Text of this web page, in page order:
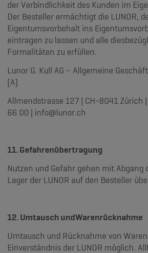
der Verbindlichkeit des Kunden im
Der Besteller ermächtigt die LUNOR,
Eigentumsvorbehalt ins
eintragen zu lassen und alle
Formalitäten zu erfüllen.
Lunor G. Kull AG – Allgemeine
(A)
Allmendstrasse 127 | CH-8041 Zürich
66 00 | info@lunor.ch
11. Gefahrenübertragung
Nutzen und Gefahr gehen mit Abgang
Lager der LUNOR auf den Besteller
12. Umtausch undWarenrücknahme
Umtausch und Rücknahme von
Einverständnis der LUNOR möglich.